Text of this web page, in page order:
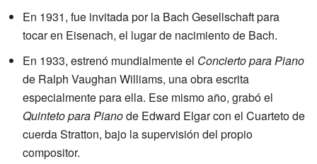
En 1931, fue invitada por la Bach Gesellschaft para
tocar en Eisenach, el lugar de nacimiento de Bach.
En 1933, estrenó mundialmente el Concierto para Piano
de Ralph Vaughan Williams, una obra escrita
especialmente para ella. Ese mismo año, grabó el
Quinteto para Pianode Edward Elgar con el Cuarteto de
cuerda Stratton, bajo la supervisión del propio
compositor.